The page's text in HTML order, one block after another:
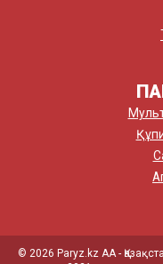
© 2026 Paryz.kz АА -